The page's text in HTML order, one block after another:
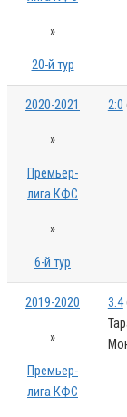
»
20-й тур
2020-2021
»
Премьер-
лига КФС
»
6-й тур
2:0
2019-2020
»
Премьер-
лига КФС
3:4